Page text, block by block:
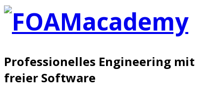
Professionelles Engineering mit
freier Software